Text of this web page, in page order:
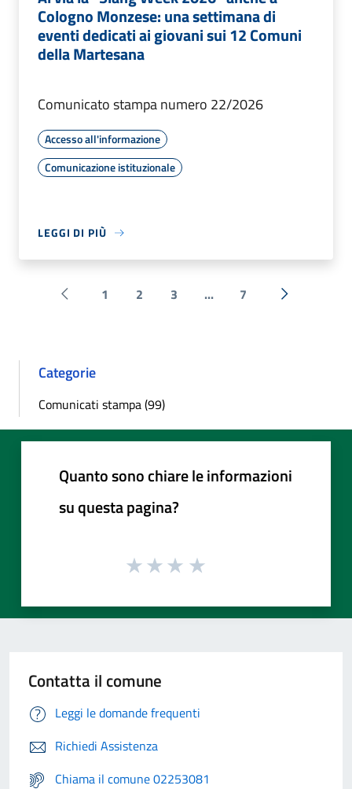
Cologno Monzese: una settimana di
eventi dedicati ai giovani sui 12 Comuni
della Martesana
Comunicato stampa numero 22/2026
Accesso all'informazione
Comunicazione istituzionale
LEGGI DI PIÙ
Pagina precedente
1 2 3 ... 7 Successiva
Categorie
Comunicati stampa (99)
Quanto sono chiare le informazioni
su questa pagina?
Contatta il comune
Leggi le domande frequenti
Richiedi Assistenza
Chiama il comune 02253081